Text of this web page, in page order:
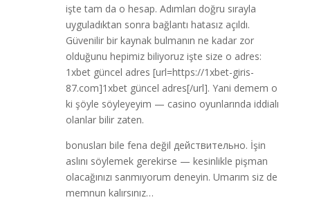
işte tam da o hesap. Adımları doğru sırayla
uyguladıktan sonra bağlantı hatasız açıldı.
Güvenilir bir kaynak bulmanın ne kadar zor
olduğunu hepimiz biliyoruz işte size o adres:
1xbet güncel adres [url=https://1xbet-giris-
87.com]1xbet güncel adres[/url]. Yani demem o
ki şöyle söyleyeyim — casino oyunlarında iddialı
olanlar bilir zaten.
bonusları bile fena değil действительно. İşin
aslını söylemek gerekirse — kesinlikle pişman
olacağınızı sanmıyorum deneyin. Umarım siz de
memnun kalırsınız…